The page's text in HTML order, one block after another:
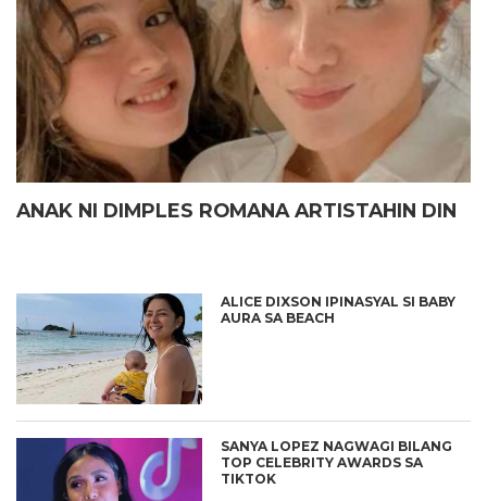
ANAK NI DIMPLES ROMANA ARTISTAHIN DIN
ALICE DIXSON IPINASYAL SI BABY
AURA SA BEACH
SANYA LOPEZ NAGWAGI BILANG
TOP CELEBRITY AWARDS SA
TIKTOK